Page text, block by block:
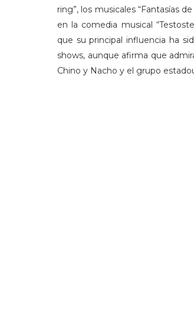
ring”, los musicales “Fantasías
en la comedia musical
que su principal influencia ha
shows, aunque afirma que
Chino y Nacho y el grupo